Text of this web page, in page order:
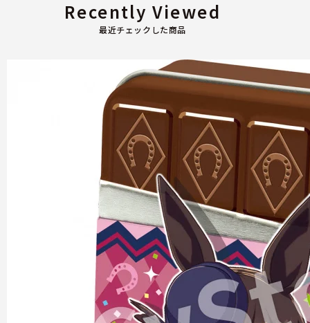
最近チェックした商品
Recently Viewed